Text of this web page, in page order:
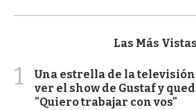
Las Más Vistas
1
Una estrella de la
ver el show de Gustaf y
"Quiero trabajar con vos"